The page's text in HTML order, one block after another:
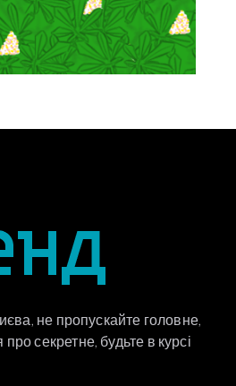
не пропускайте головне,
секретне, будьте в курсі